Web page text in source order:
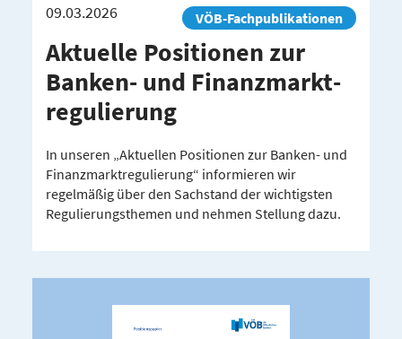
09.03.2026 VÖB-Fachpublikationen
Aktuelle Positionen zur
Banken-​ und Finanz­markt­
re­gu­lierung
In unseren „Aktuellen Positionen zur Banken- und
Finanzmarktregulierung“ informieren wir
regelmäßig über den Sachstand der wichtigsten
Regulierungsthemen und nehmen Stellung dazu.